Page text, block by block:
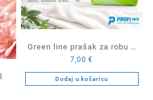
Green line prašak za robu 3
kg
7,00€
Dodaj u košaricu